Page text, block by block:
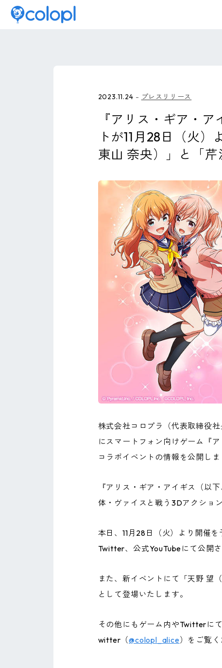
2023.11.24 プレスリリース
『アリス・ギア・
トが11月28日（火
東山 奈央）」と「
株式会社コロプラ（代表取締役
にスマートフォン向けゲーム『
コラボイベントの情報を公開しま
『アリス・ギア・アイギス（以
体・ヴァイスと戦う3Dアクショ
本日、11月28日（火）より開催
Twitter、公式YouTubeにて公開さ
また、新イベントにて「天野 望
として登場いたします。
その他にもゲーム内やTwitterに
witter（@colopl_alice）をご覧く